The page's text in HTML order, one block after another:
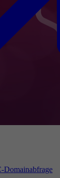
Domainabfrage